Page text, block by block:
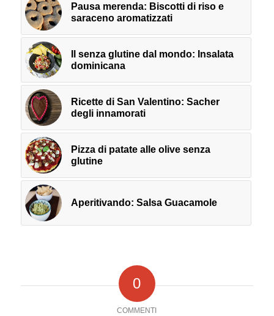
Pausa merenda: Biscotti di riso e
saraceno aromatizzati
Il senza glutine dal mondo: Insalata
dominicana
Ricette di San Valentino: Sacher
degli innamorati
Pizza di patate alle olive senza
glutine
Aperitivando: Salsa Guacamole
0
COMMENTI